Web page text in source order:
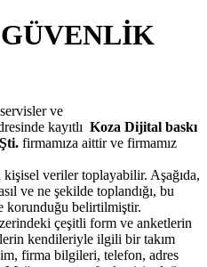
ve
kayıtlı Koza Dijital baskı
firmamıza aittir ve firmamız
veriler toplayabilir. Aşağıda,
ve ne şekilde toplandığı, bu
korunduğu belirtilmiştir.
çeşitli form ve anketlerin
kendileriyle ilgili bir takım
firma bilgileri, telefon, adres